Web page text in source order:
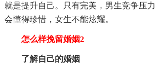
就是提升自己。只有完美，男生竞争压
会懂得珍惜，女生不能炫耀。
怎么样挽留婚姻2
了解自己的婚姻